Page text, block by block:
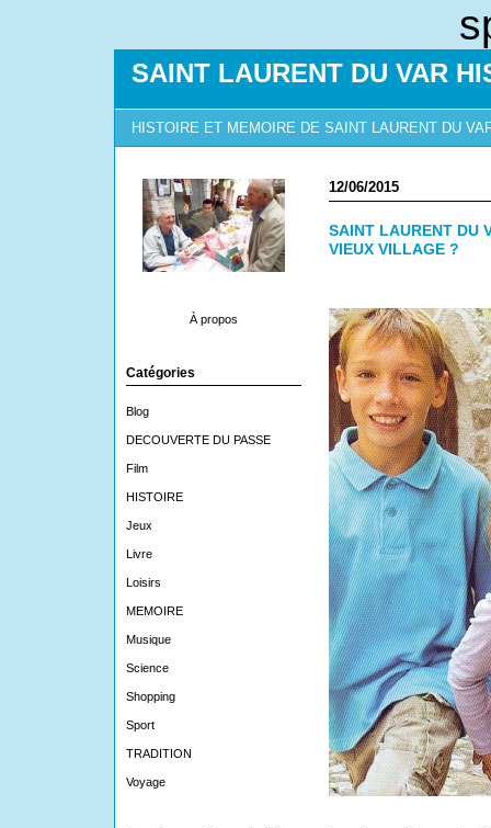
SAINT LAURENT DU VAR
HISTOIRE ET MEMOIRE DE SAINT LAURENT DU
À propos
Catégories
Blog
DECOUVERTE DU PASSE
Film
HISTOIRE
Jeux
Livre
Loisirs
MEMOIRE
Musique
Science
Shopping
Sport
TRADITION
Voyage
12/06/2015
SAINT LAURENT DU
VIEUX VILLAGE ?